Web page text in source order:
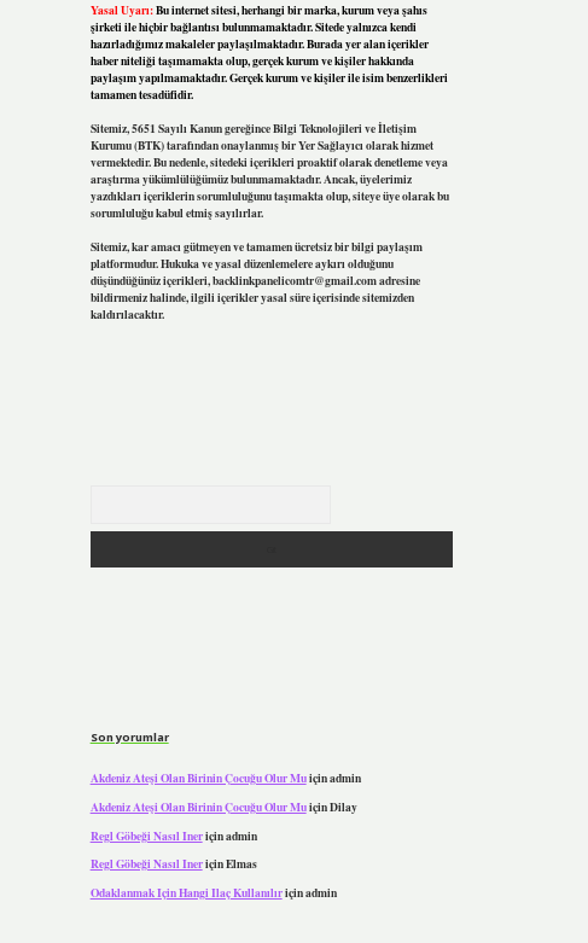
Yasal Uyarı:Bu internet sitesi, herhangi bir marka, kurum veya şahıs
şirketi ile hiçbir bağlantısı bulunmamaktadır. Sitede yalnızca kendi
hazırladığımız makaleler paylaşılmaktadır. Burada yer alan içerikler
haber niteliği taşımamakta olup, gerçek kurum ve kişiler hakkında
paylaşım yapılmamaktadır. Gerçek kurum ve kişiler ile isim benzerlikleri
tamamen tesadüfidir.
Sitemiz, 5651 Sayılı Kanun gereğince Bilgi Teknolojileri ve İletişim
Kurumu (BTK) tarafından onaylanmış bir Yer Sağlayıcı olarak hizmet
vermektedir. Bu nedenle, sitedeki içerikleri proaktif olarak denetleme veya
araştırma yükümlülüğümüz bulunmamaktadır. Ancak, üyelerimiz
yazdıkları içeriklerin sorumluluğunu taşımakta olup, siteye üye olarak bu
sorumluluğu kabul etmiş sayılırlar.
Sitemiz, kar amacı gütmeyen ve tamamen ücretsiz bir bilgi paylaşım
platformudur. Hukuka ve yasal düzenlemelere aykırı olduğunu
düşündüğünüz içerikleri,backlinkpanelicomtr@gmail.comadresine
bildirmeniz halinde, ilgili içerikler yasal süre içerisinde sitemizden
kaldırılacaktır.
Son yorumlar
Akdeniz Ateşi Olan Birinin Çocuğu Olur Muiçinadmin
Akdeniz Ateşi Olan Birinin Çocuğu Olur MuiçinDilay
Regl Göbeği Nasıl Ineriçinadmin
Regl Göbeği Nasıl IneriçinElmas
Odaklanmak Için Hangi Ilaç Kullanılıriçinadmin